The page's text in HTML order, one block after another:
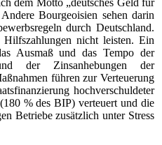
dem Motto „deutsches Geld für
Bourgeoisien sehen darin
durch Deutschland.
nicht leisten. Ein
Ausmaß und das Tempo der
der Zinsanhebungen der
führen zur Verteuerung
hochverschuldeter
% des BIP) verteuert und die
Betriebe zusätzlich unter Stress